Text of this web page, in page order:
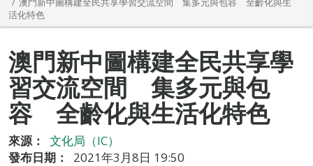
活化特色
澳門新中圖構建全民共享學
習交流空間 集多元與包
容 全齡化與生活化特色
來源：
文化局（IC）
發布日期：
2021年3月8日 19:50